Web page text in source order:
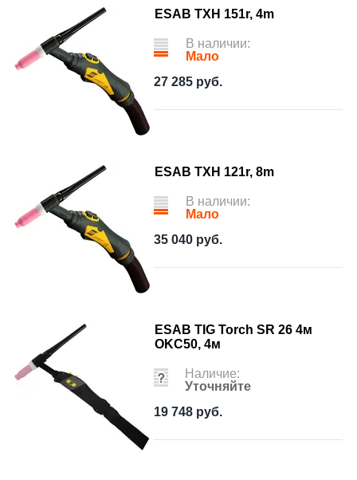
ESAB TXH 151r, 4m
В наличии:
Мало
27 285 руб.
ESAB TXH 121r, 8m
В наличии:
Мало
35 040 руб.
ESAB TIG Torch SR 26 4м
OKC50, 4м
Наличие:
Уточняйте
19 748 руб.